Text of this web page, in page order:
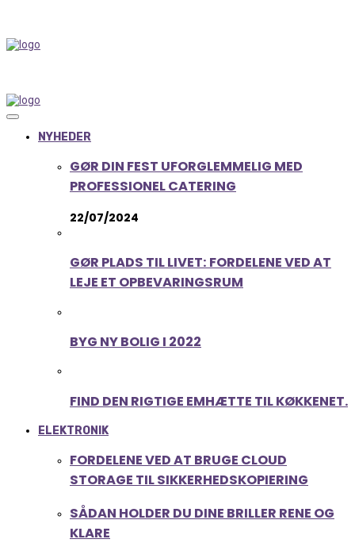
NYHEDER
GØR DIN FEST UFORGLEMMELIG MED
PROFESSIONEL CATERING
22/07/2024
GØR PLADS TIL LIVET: FORDELENE VED AT
LEJE ET OPBEVARINGSRUM
BYG NY BOLIG I 2022
FIND DEN RIGTIGE EMHÆTTE TIL KØKKENET.
ELEKTRONIK
FORDELENE VED AT BRUGE CLOUD
STORAGE TIL SIKKERHEDSKOPIERING
SÅDAN HOLDER DU DINE BRILLER RENE OG
KLARE